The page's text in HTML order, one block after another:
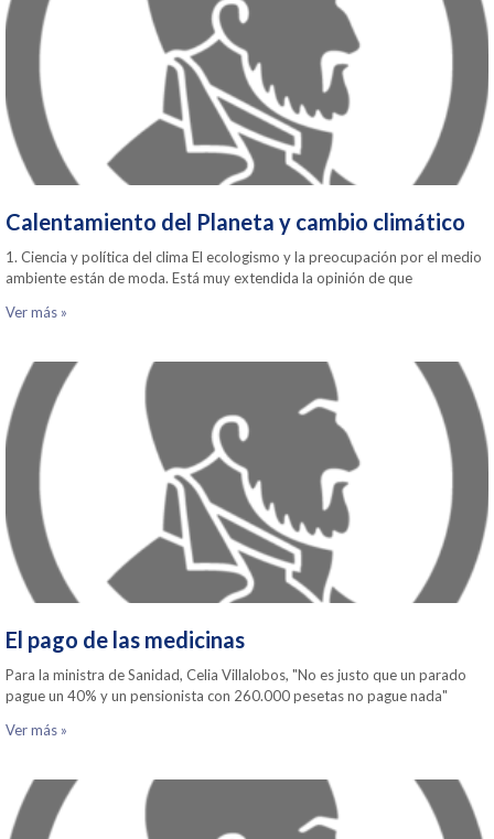
Calentamiento del Planeta y cambio climático
1. Ciencia y política del clima El ecologismo y la preocupación por el medio
ambiente están de moda. Está muy extendida la opinión de que
Ver más »
El pago de las medicinas
Para la ministra de Sanidad, Celia Villalobos, "No es justo que un parado
pague un 40% y un pensionista con 260.000 pesetas no pague nada"
Ver más »